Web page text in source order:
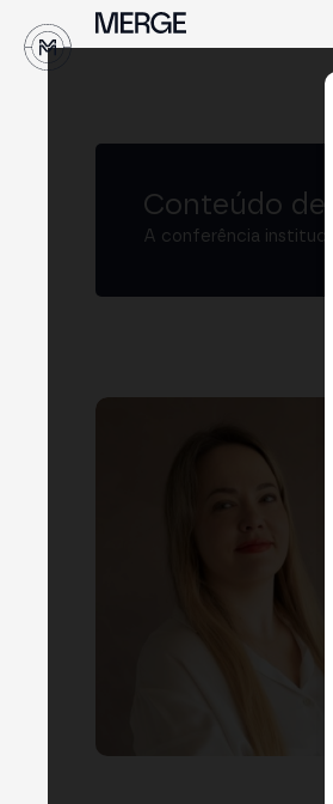
Conteúdo de
A conferência